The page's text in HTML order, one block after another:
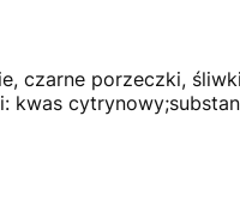
czarne porzeczki,
kwas